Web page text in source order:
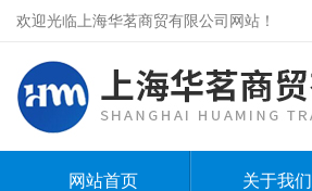
欢迎光临上海华茗商贸有限公司网站！
网站首页 关于我们